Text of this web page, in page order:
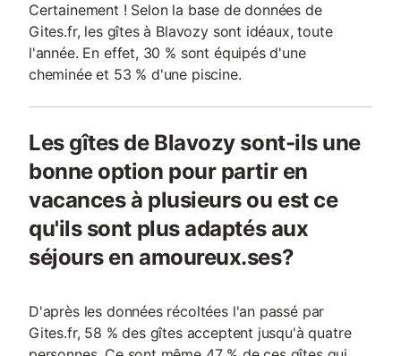
Certainement ! Selon la base de données de
Gites.fr, les gîtes à Blavozy sont idéaux, toute
l'année. En effet, 30 % sont équipés d'une
cheminée et 53 % d'une piscine.
Les gîtes de Blavozy sont-ils une
bonne option pour partir en
vacances à plusieurs ou est ce
qu'ils sont plus adaptés aux
séjours en amoureux.ses?
D'après les données récoltées l'an passé par
Gites.fr, 58 % des gîtes acceptent jusqu'à quatre